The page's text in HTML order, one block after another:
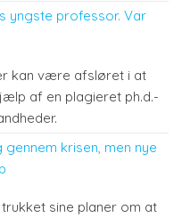
yngste professor. Var
kan være afsløret i at
af en plagieret ph.d.-
krisen, men nye
sine planer om at